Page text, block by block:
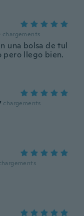
chargements
una bolsa de tul
pero llego bien.
chargements